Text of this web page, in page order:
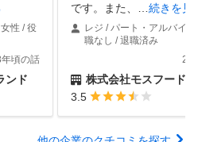
性 / 役
頃の話
ンド
です。また、
続きを見
レジ / パート・アルバイ
職なし / 退職済み
株式会社モスフード
3.5